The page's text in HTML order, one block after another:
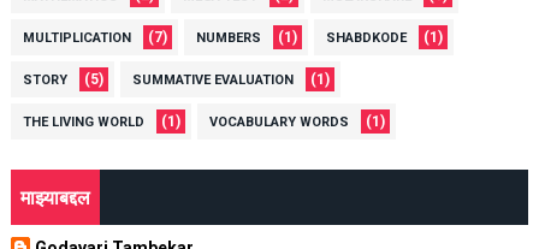
MULTIPLICATION (7) NUMBERS (1) SHABDKODE (1)
STORY (5) SUMMATIVE EVALUATION (1)
THE LIVING WORLD (1) VOCABULARY WORDS (1)
माझ्याबद्दल